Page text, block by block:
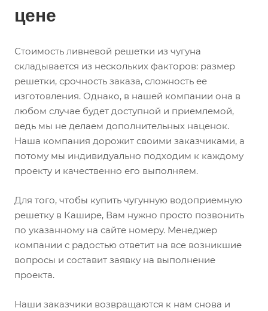
цене
Стоимость ливневой решетки из чугуна
складывается из нескольких факторов: размер
решетки, срочность заказа, сложность ее
изготовления. Однако, в нашей компании она в
любом случае будет доступной и приемлемой,
ведь мы не делаем дополнительных наценок.
Наша компания дорожит своими заказчиками, а
потому мы индивидуально подходим к каждому
проекту и качественно его выполняем.
Для того, чтобы купить чугунную водоприемную
решетку в Кашире, Вам нужно просто позвонить
по указанному на сайте номеру. Менеджер
компании с радостью ответит на все возникшие
вопросы и составит заявку на выполнение
проекта.
Наши заказчики возвращаются к нам снова и